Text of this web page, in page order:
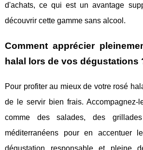
d'achats, ce qui est un avantage
découvrir cette gamme sans alcool.
Comment apprécier
halal lors de vos dégustations
Pour profiter au mieux de votre rosé
de le servir bien frais. Accompagnez-
comme des salades, des
méditerranéens pour en accentuer
dégustation responsable et pleine